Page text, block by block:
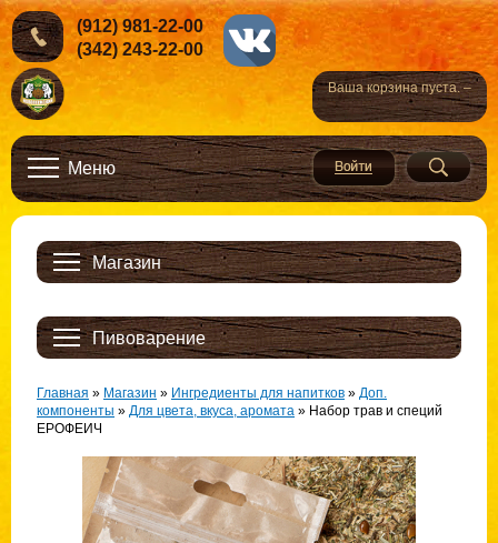
Ваша корзина пуста. –
(912) 981-22-00
(342) 243-22-00
Меню
Магазин
Пивоварение
Главная » Магазин » Ингредиенты для напитков » Доп.
компоненты » Для цвета, вкуса, аромата » Набор трав и специй
ЕРОФЕИЧ